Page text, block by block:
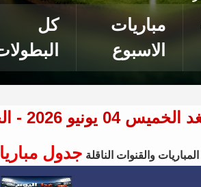
مباريات
الاسبوع
كل
- الجدول الكامل لجميع البطولات
والقنوات الناقلة جدول